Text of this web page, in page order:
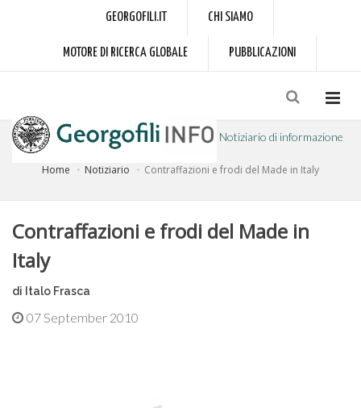
GEORGOFILI.IT CHI SIAMO
MOTORE DI RICERCA GLOBALE PUBBLICAZIONI
Notiziario di informazione
Home Notiziario Contraffazioni e frodi del Made in Italy
Contraffazioni e frodi del Made in
Italy
di Italo Frasca
07 September 2010